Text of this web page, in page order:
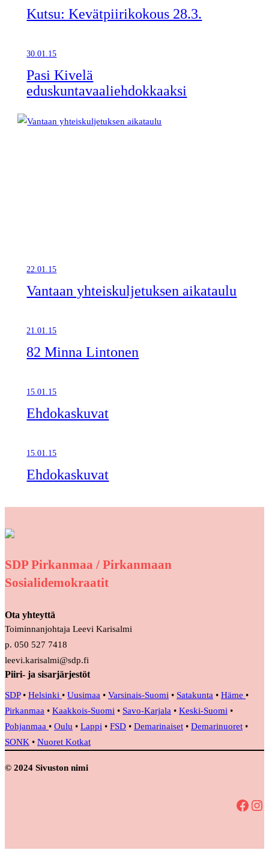
Kutsu: Kevätpiirikokous 28.3.
30.01.15
Pasi Kivelä
eduskuntavaaliehdokkaaksi
22.01.15
Vantaan yhteiskuljetuksen aikataulu
21.01.15
82 Minna Lintonen
15.01.15
Ehdokaskuvat
15.01.15
Ehdokaskuvat
SDP Pirkanmaa / Pirkanmaan
Sosialidemokraatit
Ota yhteyttä
Toiminnanjohtaja Leevi Karisalmi
p. 050 527 7418
leevi.karisalmi@sdp.fi
Piiri- ja sisarjärjestöt
SDP• Helsinki • Uusimaa • Varsinais-Suomi • Satakunta • Häme •
Pirkanmaa • Kaakkois-Suomi • Savo-Karjala • Keski-Suomi •
Pohjanmaa • Oulu • Lappi • FSD • Demarinaiset • Demarinuoret •
SONK • Nuoret Kotkat
© 2024 Sivuston nimi
Facebook Instagram